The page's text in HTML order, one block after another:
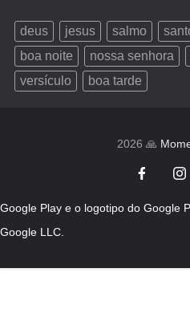
deus jesus salmo
boa noite
nossa senhora
versículo
boa tarde
2026 🙏
Google Play e o logotipo do Google
Google LLC.